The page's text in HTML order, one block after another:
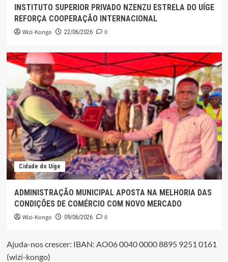
INSTITUTO SUPERIOR PRIVADO NZENZU ESTRELA DO UÍGE
REFORÇA COOPERAÇÃO INTERNACIONAL
Wizi-Kongo 22/06/2026 0
Cidade do Uíge
ADMINISTRAÇÃO MUNICIPAL APOSTA NA MELHORIA DAS
CONDIÇÕES DE COMÉRCIO COM NOVO MERCADO
Wizi-Kongo 09/06/2026 0
Ajuda-nos crescer: IBAN: AO06 0040 0000 8895 9251 0161
(wizi-kongo)